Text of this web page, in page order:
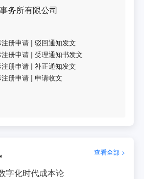
务所有限公司
册申请 |驳回通知发文
册申请 |受理通知书发文
册申请 |补正通知发文
册申请 |申请收文
查看全部 >
字化时代成本论